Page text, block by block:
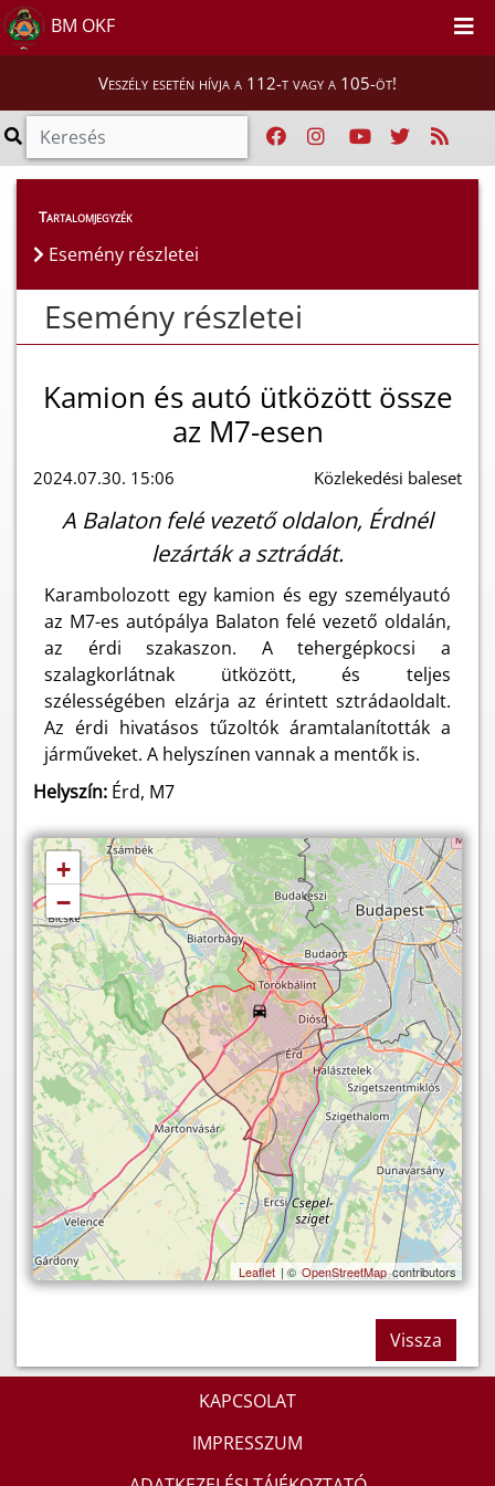
BM OKF
Veszély esetén hívja a 112-t vagy a 105-öt!
Esemény részletei
Tartalomjegyzék
Esemény részletei
Esemény részletei
Kamion és autó ütközött össze
az M7-esen
2024.07.30. 15:06 Közlekedési baleset
A Balaton felé vezető oldalon, Érdnél
lezárták a sztrádát.
Karambolozott egy kamion és egy személyautó
az M7-es autópálya Balaton felé vezető oldalán,
az érdi szakaszon. A tehergépkocsi a
szalagkorlátnak ütközött, és teljes
szélességében elzárja az érintett sztrádaoldalt.
Az érdi hivatásos tűzoltók áramtalanították a
járműveket. A helyszínen vannak a mentők is.
Helyszín: Érd, M7
+
−
Leaflet | © OpenStreetMapcontributors
Vissza
KAPCSOLAT
IMPRESSZUM